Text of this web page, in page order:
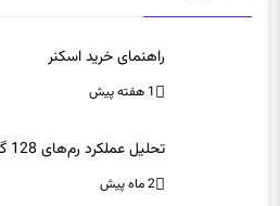
راهنمای خرید اسکنر
1 هفته پیش
تحلیل عملکرد رم‌های 128 گیگابایت در بارهای سنگین
2 ماه پیش